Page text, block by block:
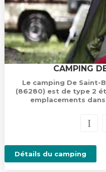
CAMPING
Le camping De Saint-
(86280) est de type 2
emplacements
Détails du camping